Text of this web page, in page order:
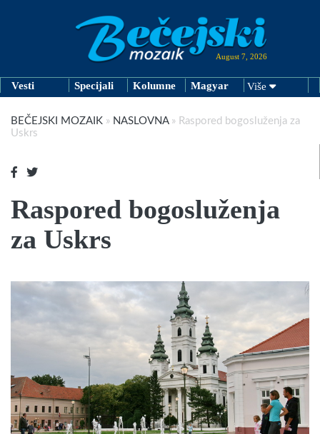
August 7, 2026
Vesti Specijali Kolumne Magyar Više
BEČEJSKI MOZAIK » NASLOVNA» Raspored bogosluženja za
Uskrs
Raspored bogosluženja
za Uskrs